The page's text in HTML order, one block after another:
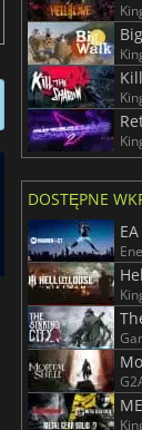
DOSTĘPNE